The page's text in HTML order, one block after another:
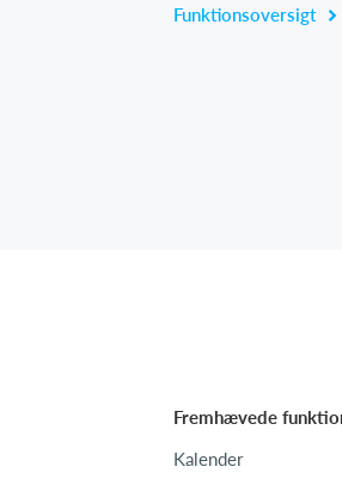
Funktionsoversigt
Fremhævede
Kalender